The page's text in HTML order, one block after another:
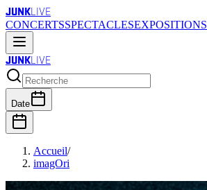
JUNKLIVE
CONCERTSSPECTACLESEXPOSITIONS
JUNKLIVE
Date
Accueil/
imagOri